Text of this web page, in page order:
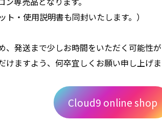
ト・使用説明書も同封いたします。）
、発送まで少しお時間をいただく可能性が
けますよう、何卒宜しくお願い申し上げま
Cloud9 online shop